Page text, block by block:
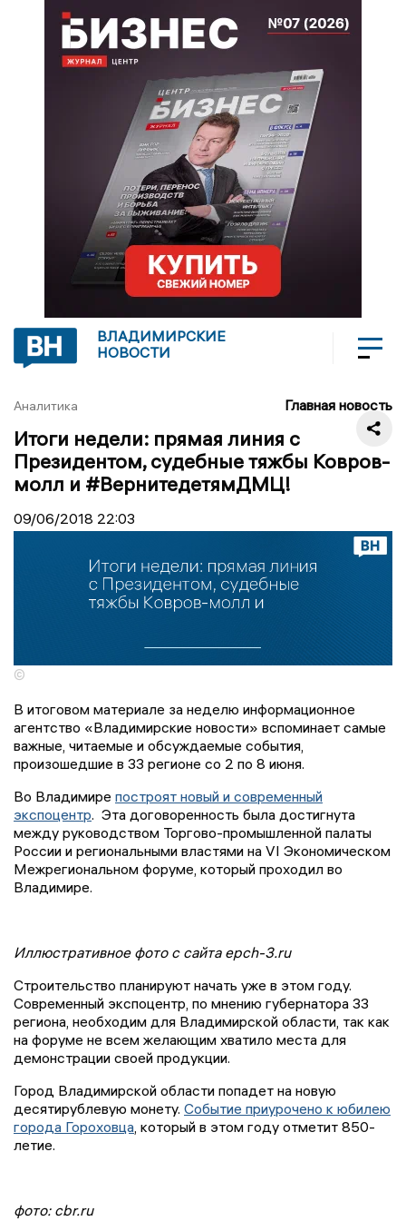
ВЛАДИМИРСКИЕ
НОВОСТИ
Аналитика Главная новость
Итоги недели: прямая линия с
Президентом, судебные тяжбы Ковров-
молл и #ВернитедетямДМЦ!
09/06/2018 22:03
©
В итоговом материале за неделю информационное
агентство «Владимирские новости» вспоминает самые
важные, читаемые и обсуждаемые события,
произошедшие в 33 регионе со 2 по 8 июня.
Во Владимире построят новый и современный
экспоцентр. Эта договоренность была достигнута
между руководством Торгово-промышленной палаты
России и региональными властями на VI Экономическом
Межрегиональном форуме, который проходил во
Владимире.
Иллюстративное фото с сайта epch-3.ru
Строительство планируют начать уже в этом году.
Современный экспоцентр, по мнению губернатора 33
региона, необходим для Владимирской области, так как
на форуме не всем желающим хватило места для
демонстрации своей продукции.
Город Владимирской области попадет на новую
десятирублевую монету. Событие приурочено к юбилею
города Гороховца, который в этом году отметит 850-
летие.
фото: cbr.ru